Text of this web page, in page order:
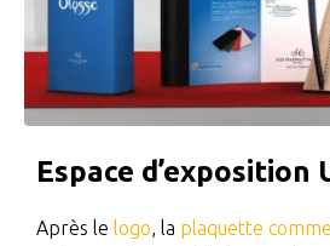
Espace d’exposition
Après le logo, la plaquette